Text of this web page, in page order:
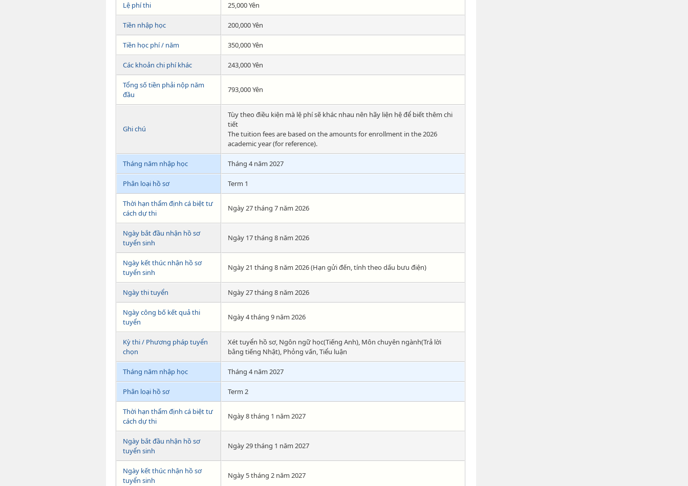
Lệ phí thi 25,000 Yên
Tiền nhập học 200,000 Yên
Tiền học phí / năm 350,000 Yên
Các khoản chi phí khác 243,000 Yên
Tổng số tiền phải nộp năm
đầu
793,000 Yên
Ghi chú
Tùy theo điều kiện mà lệ phí sẽ khác nhau nên hãy liện hệ để biết thêm chi
tiết
The tuition fees are based on the amounts for enrollment in the 2026
academic year (for reference).
Tháng năm nhập học Tháng 4 năm 2027
Phân loại hồ sơ Term 1
Thời hạn thẩm định cá biệt tư
cách dự thi
Ngày 27 tháng 7 năm 2026
Ngày bắt đầu nhận hồ sơ
tuyển sinh
Ngày 17 tháng 8 năm 2026
Ngày kết thúc nhận hồ sơ
tuyển sinh
Ngày 21 tháng 8 năm 2026 (Hạn gửi đến, tính theo dấu bưu điện)
Ngày thi tuyển Ngày 27 tháng 8 năm 2026
Ngày công bố kết quả thi
tuyển
Ngày 4 tháng 9 năm 2026
Kỳ thi / Phương pháp tuyển
chọn
Xét tuyển hồ sơ, Ngôn ngữ học(Tiếng Anh), Môn chuyên ngành(Trả lời
bằng tiếng Nhật), Phỏng vấn, Tiểu luận
Tháng năm nhập học Tháng 4 năm 2027
Phân loại hồ sơ Term 2
Thời hạn thẩm định cá biệt tư
cách dự thi
Ngày 8 tháng 1 năm 2027
Ngày bắt đầu nhận hồ sơ
tuyển sinh
Ngày 29 tháng 1 năm 2027
Ngày kết thúc nhận hồ sơ
tuyển sinh
Ngày 5 tháng 2 năm 2027